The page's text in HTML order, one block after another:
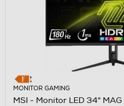
MONITOR GAMING
MSI - Monitor LED 34"